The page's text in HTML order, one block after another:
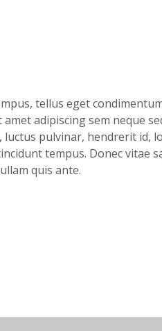
tellus eget
adipiscing sem neque
luctus pulvinar, hendrerit id,
tempus. Donec vitae
quis ante.